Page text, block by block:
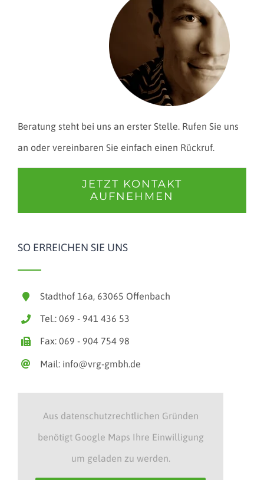
Beratung steht bei uns an erster Stelle. Rufen Sie uns
an oder vereinbaren Sie einfach einen Rückruf.
JETZT KONTAKT
AUFNEHMEN
SO ERREICHEN SIE UNS
Stadthof 16a, 63065 Offenbach
Tel.: 069 - 941 436 53
Fax: 069 - 904 754 98
Mail: info@vrg-gmbh.de
Aus datenschutzrechtlichen Gründen
benötigt Google Maps Ihre Einwilligung
um geladen zu werden.